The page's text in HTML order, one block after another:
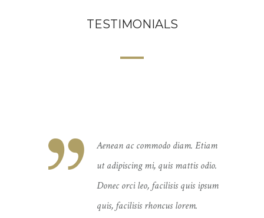
TESTIMONIALS
Aenean ac commodo diam. Etiam
ut adipiscing mi, quis mattis odio.
Donec orci leo, facilisis quis ipsum
quis, facilisis rhoncus lorem.